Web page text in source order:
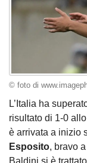
© foto di
L’Italia ha
risultato di 1-0
è arrivata a inizio
Esposito, bravo